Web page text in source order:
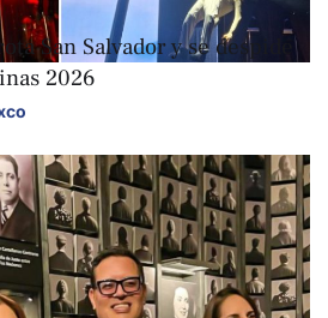
San Salvador y se despide
2026